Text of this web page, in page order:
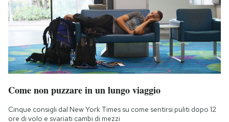
Come non puzzare in un lungo viaggio
Cinque consigli dal New York Times su come sentirsi puliti dopo 12
ore di volo e svariati cambi di mezzi